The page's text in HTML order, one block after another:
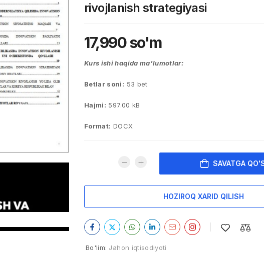
rivojlanish strategiyasi
17,990so'm
Kurs ishi haqida ma’lumotlar:
Betlar soni: 53 bet
Hajmi: 597.00 kB
Format: DOCX
SAVATGA
HOZIROQ XARID QILISH
Bo'lim: Jahon iqtisodiyoti